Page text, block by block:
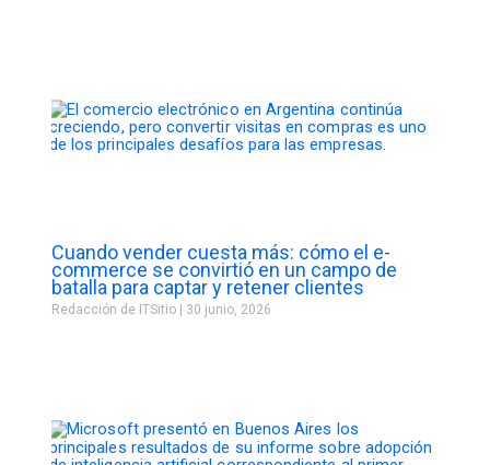
Cuando vender cuesta más: cómo el e-
commerce se convirtió en un campo de
batalla para captar y retener clientes
Redacción de ITSitio 30 junio, 2026